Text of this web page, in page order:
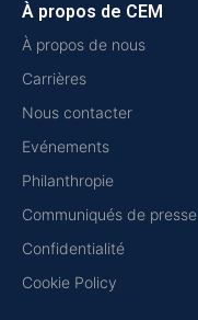
À propos de CEM
À propos de nous
Carrières
Nous contacter
Evénements
Philanthropie
Communiqués de presse
Confidentialité
Cookie Policy